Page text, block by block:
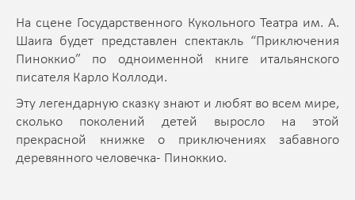
На сцене Государственного Кукольного Театра им. А.
Шаига будет представлен спектакль “Приключения
Пиноккио” по одноименной книге итальянского
писателя Карло Коллоди.
Эту легендарную сказку знают и любят во всем мире,
сколько поколений детей выросло на этой
прекрасной книжке о приключениях забавного
деревянного человечка- Пиноккио.